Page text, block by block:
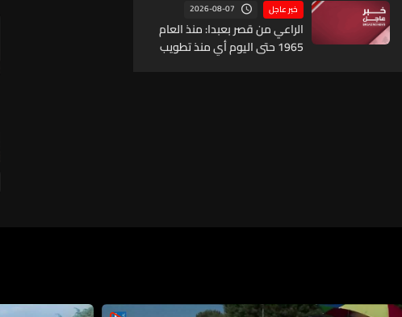
خبر عاجل 2026-08-07
الراعي من قصر بعبدا: منذ العام
1965 حتى اليوم أي منذ تطويب